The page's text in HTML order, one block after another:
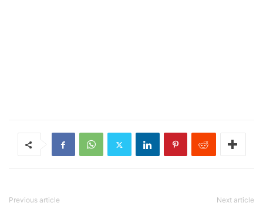
Previous article Next article